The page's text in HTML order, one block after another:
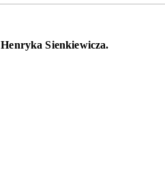
Henryka Sienkiewicza.